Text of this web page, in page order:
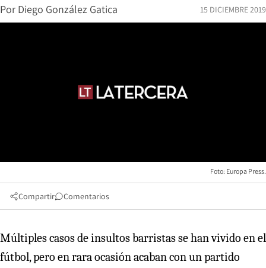
Por Diego González Gatica 15 DICIEMBRE 2019
Foto: Europa Press.
Compartir Comentarios
Múltiples casos de insultos barristas se han vivido en el
fútbol, pero en rara ocasión acaban con un partido